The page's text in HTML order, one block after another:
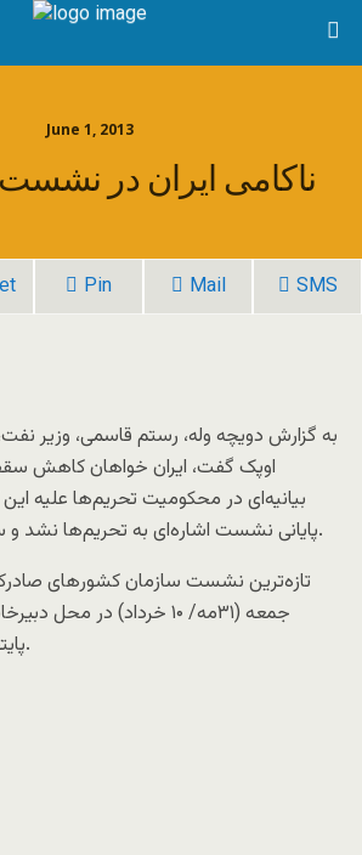
June 1, 2013
ناکامی ایران در نشست ۱۶۳ اوپک
Pin Mail SMS
اوپک گفت، ایران خواهان کاهش
بیانیه‌ای در محکومیت تحریم‌ها علیه
پایانی نشست اشاره‌ای به تحریم‌ها نشد و سقف تولید ثابت ماند.
تازه‌ترین نشست سازمان کشورهای
جمعه (۳۱مه/ ۱۰ خرداد) در
پایتخت اتریش برگزار شد.